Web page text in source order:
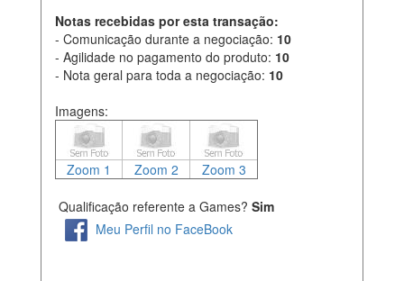
Notas recebidas por esta transação:
- Comunicação durante a negociação: 10
- Agilidade no pagamento do produto: 10
- Nota geral para toda a negociação: 10
Imagens:
Zoom 1 Zoom 2 Zoom 3
Qualificação referente a Games? Sim
Meu Perfil no FaceBook